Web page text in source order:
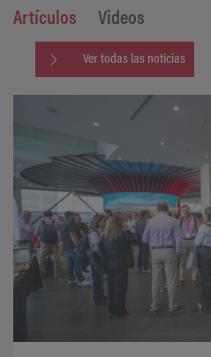
Artículos Videos
Ver todas las noticias